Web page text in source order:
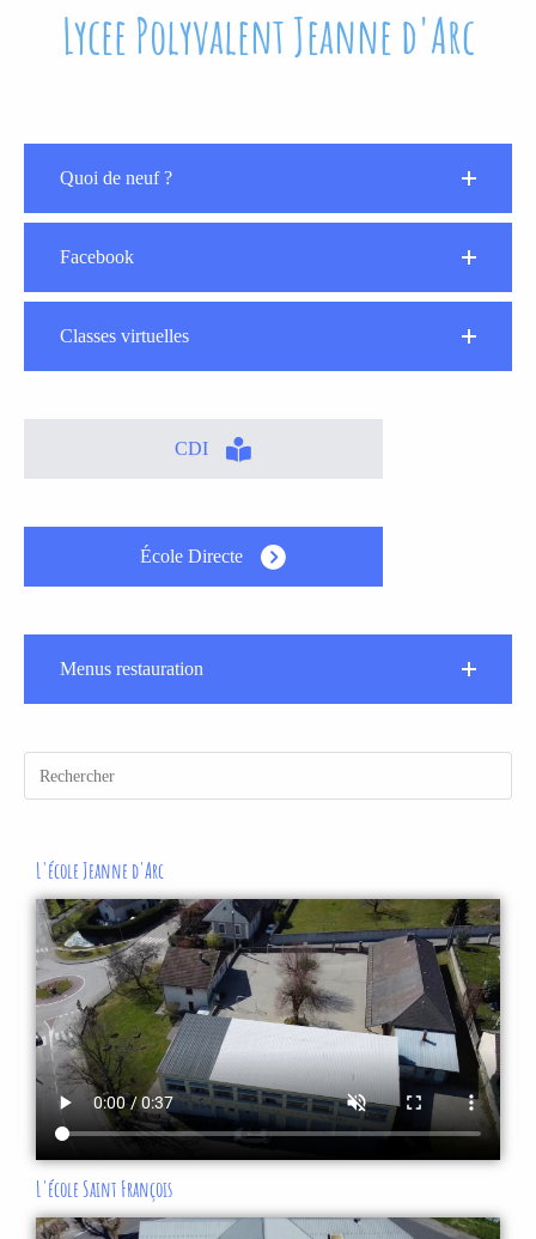
Lycee Polyvalent Jeanne d'Arc
Quoi de neuf ?
Facebook
Classes virtuelles
CDI
École Directe
Menus restauration
L'école Jeanne d'Arc
L'école Saint François